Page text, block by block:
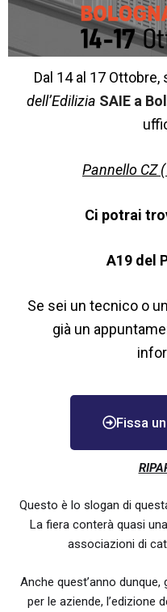
Dal 14 al 17
dell’Edilizia SAIE a
Pannello CZ
Ci potrai
A19 del
Se sei un tecnico o
già un
Fissa
Questo è lo slogan di
La fiera conterà quasi
associazioni di
Anche quest’anno
per le aziende, l’edizione